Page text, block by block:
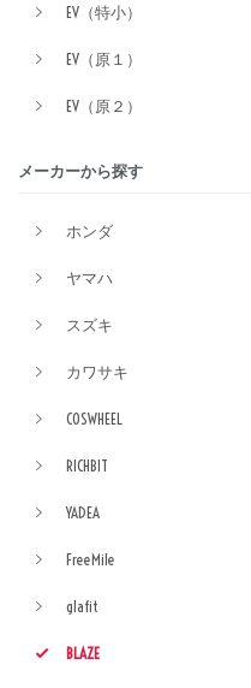
EV（特小）
EV（原１）
EV（原２）
メーカーから探す
ホンダ
ヤマハ
スズキ
カワサキ
COSWHEEL
RICHBIT
YADEA
FreeMile
glafit
BLAZE